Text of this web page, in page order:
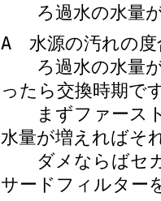
ろ過水の水量が
A 水源の汚れの度
ろ過水の水量が
ったら交換時期で
まずファースト
水量が増えればそ
ダメならばセカ
サードフィルター